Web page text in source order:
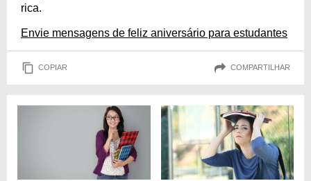
rica.
Envie mensagens de feliz aniversário para estudantes
COPIAR COMPARTILHAR